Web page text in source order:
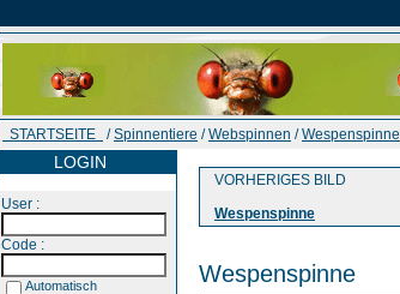
STARTSEITE /Spinnentiere /Webspinnen /Wespenspinne
LOGIN
User :
Code :
Automatisch
VORHERIGES BILD
Wespenspinne
Wespenspinne